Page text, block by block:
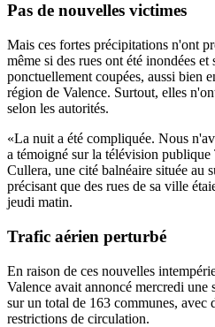
Pas de nouvelles victimes
Mais ces fortes précipitations n'ont
même si des rues ont été inondées et
ponctuellement coupées, aussi bien
région de Valence. Surtout, elles
selon les autorités.
«La nuit a été compliquée. Nous
a témoigné sur la télévision
Cullera, une cité balnéaire située au
précisant que des rues de sa ville
jeudi matin.
Trafic aérien perturbé
En raison de ces nouvelles
Valence avait annoncé mercredi une
sur un total de 163 communes, avec
restrictions de circulation.